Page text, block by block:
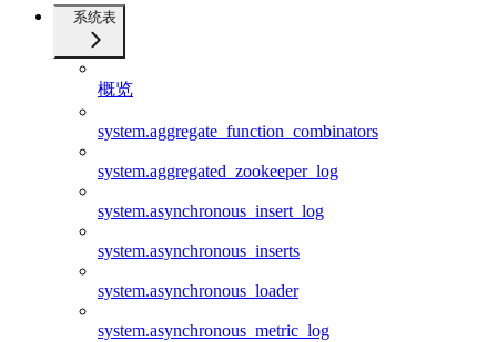
系统表
概览
system.aggregate_function_combinators
system.aggregated_zookeeper_log
system.asynchronous_insert_log
system.asynchronous_inserts
system.asynchronous_loader
system.asynchronous_metric_log